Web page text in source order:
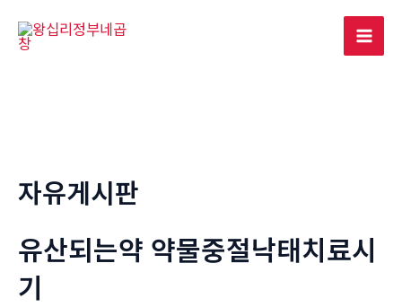
Main
자유게시판
유산되는약 약물중절낙태치료시
기